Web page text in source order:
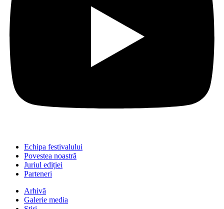
Echipa festivalului
Povestea noastră
Juriul ediției
Parteneri
Arhivă
Galerie media